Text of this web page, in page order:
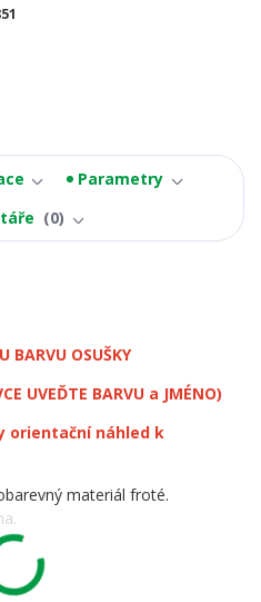
Parametry
0
BARVU OSUŠKY
UVEĎTE BARVU a JMÉNO)
orientační náhled k
materiál froté.